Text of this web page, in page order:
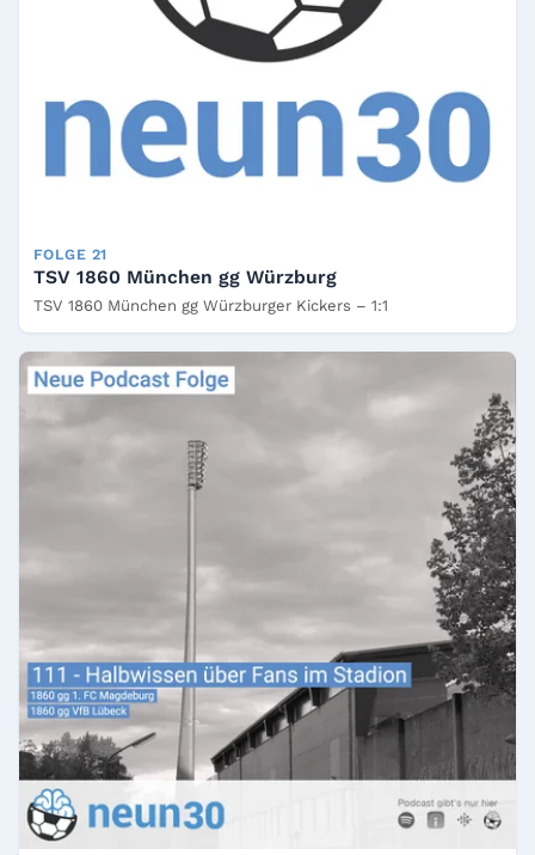
FOLGE 21
TSV 1860 München gg Würzburg
TSV 1860 München gg Würzburger Kickers – 1:1